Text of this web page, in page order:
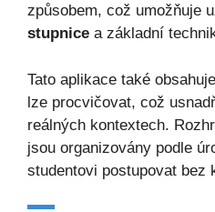
způsobem, což umožňuje
stupnice a základní
Tato aplikace také
lze procvičovat, což
reálných kontextech.
jsou organizovány podle
studentovi postupovat bez